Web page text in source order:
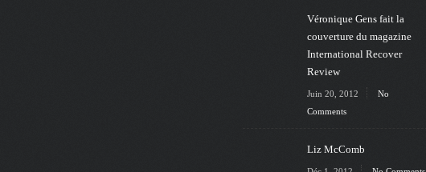
Véronique Gens fait la
couverture du magazine
International Recover
Review
Juin 20, 2012
No
Comments
Liz McComb